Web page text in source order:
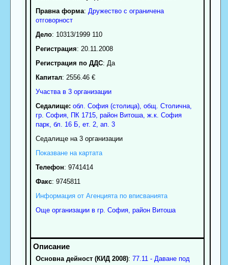
Правна форма: Дружество с ограничена
отговорност
Дело: 10313/1999 110
Регистрация: 20.11.2008
Регистрация по ДДС: Да
Капитал: 2556.46 €
Участва в 3 организации
Седалище: обл. София (столица), общ. Столична,
гр. София, ПК 1715, район Витоша, ж.к. София
парк, бл. 16 Б, ет. 2, ап. 3
Седалище на 3 организации
Показване на картата
Телефон: 9741414
Факс: 9745811
Информация от Агенцията по вписванията
Още организации в гр. София, район Витоша
Основна дейност (КИД 2008): 77.11 - Даване под